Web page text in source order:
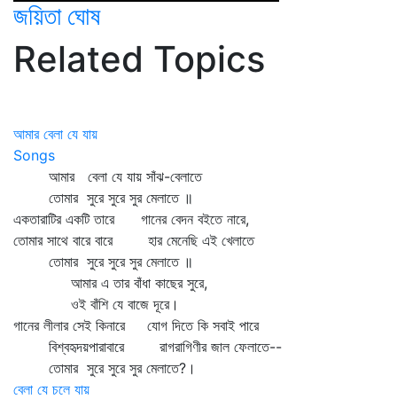
জয়িতা ঘোষ
Related Topics
আমার বেলা যে যায়
Songs
আমার বেলা যে যায় সাঁঝ-বেলাতে
তোমার সুরে সুরে সুর মেলাতে ॥
একতারাটির একটি তারে গানের বেদন বইতে নারে,
তোমার সাথে বারে বারে হার মেনেছি এই খেলাতে
তোমার সুরে সুরে সুর মেলাতে ॥
আমার এ তার বাঁধা কাছের সুরে,
ওই বাঁশি যে বাজে দূরে।
গানের লীলার সেই কিনারে যোগ দিতে কি সবাই পারে
বিশ্বহৃদয়পারাবারে রাগরাগিণীর জাল ফেলাতে--
তোমার সুরে সুরে সুর মেলাতে?।
বেলা যে চলে যায়